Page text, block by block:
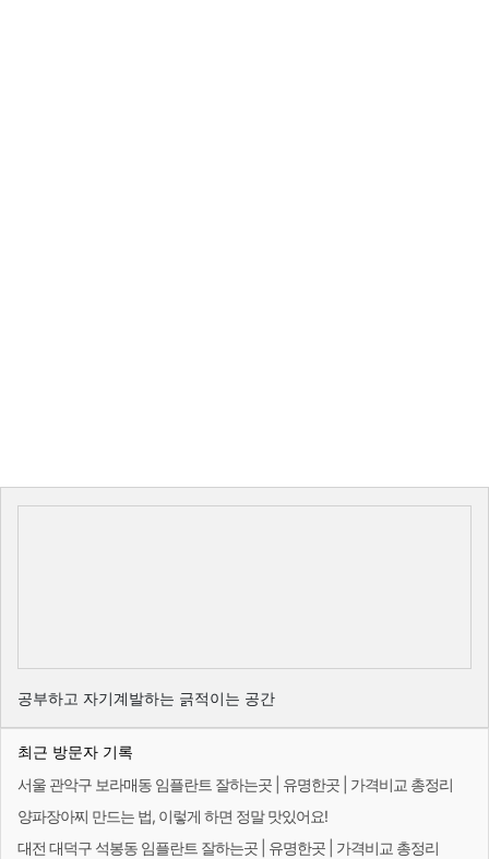
공부하고 자기계발하는 긁적이는 공간
최근 방문자 기록
서울 관악구 보라매동 임플란트 잘하는곳 | 유명한곳 | 가격비교 총정리
양파장아찌 만드는 법, 이렇게 하면 정말 맛있어요!
대전 대덕구 석봉동 임플란트 잘하는곳 | 유명한곳 | 가격비교 총정리